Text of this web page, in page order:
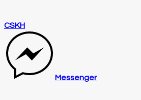
CSKH
Messenger